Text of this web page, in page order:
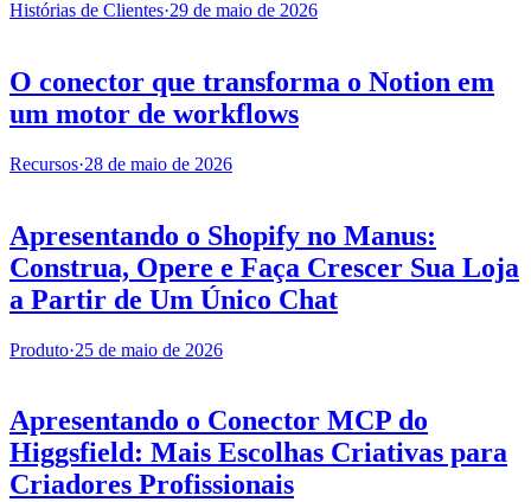
Histórias de Clientes·29 de maio de 2026
O conector que transforma o Notion em
um motor de workflows
Recursos·28 de maio de 2026
Apresentando o Shopify no Manus:
Construa, Opere e Faça Crescer Sua Loja
a Partir de Um Único Chat
Produto·25 de maio de 2026
Apresentando o Conector MCP do
Higgsfield: Mais Escolhas Criativas para
Criadores Profissionais